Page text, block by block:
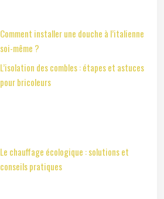
Comment installer une douche à l’italienne
soi-même ?
L’isolation des combles : étapes et astuces
pour bricoleurs
Le chauffage écologique : solutions et
conseils pratiques